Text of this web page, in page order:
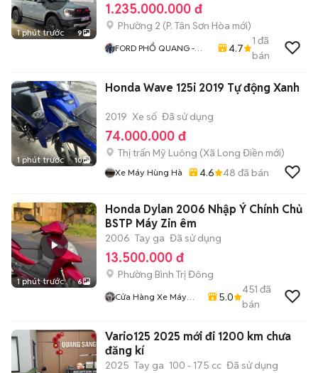
1 phút trước 9
1.235.000.000 đ
Phường 2 (P. Tân Sơn Hòa mới)
FORD PHỔ QUANG -
4.7
1 đã
bán
1 phút trước 10
Honda Wave 125i 2019 Tự động Xanh
2019 Xe số Đã sử dụng
74.000.000 đ
Thị trấn Mỹ Luông (Xã Long Điền mới)
Xe Máy Hùng Hà 4.6 48 đã bán
1 phút trước 6
Honda Dylan 2006 Nhập Ý Chính Chủ
BSTP Máy Zin êm
2006 Tay ga Đã sử dụng
13.500.000 đ
Phường Bình Trị Đông
Cửa Hàng Xe Máy
5.0
451 đã
bán
Vario125 2025 mới đi 1200 km chưa
đăng kí
2025 Tay ga 100 - 175 cc Đã sử dụng